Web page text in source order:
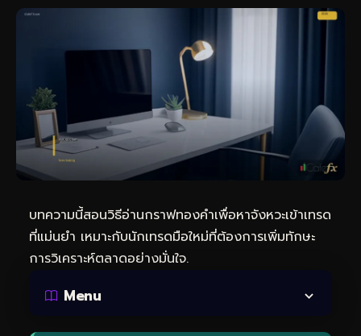
บทความนี้สอนวิธีอ่านกราฟทองคำเพื่อหาจังหวะเข้าเทรด
ที่แม่นยำ เหมาะกับนักเทรดมือใหม่ที่ต้องการเพิ่มทักษะ
การวิเคราะห์ตลาดอย่างมั่นใจ.
Menu